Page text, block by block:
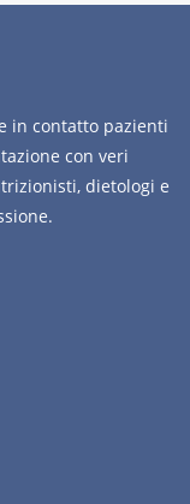
in contatto pazienti
con veri
dietologi e